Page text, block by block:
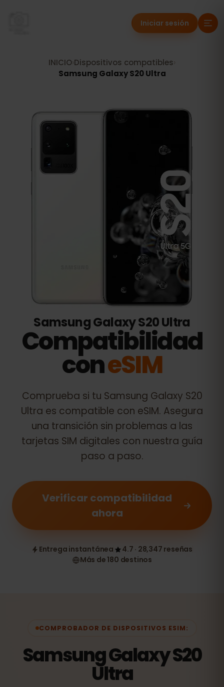
Iniciar sesión
INICIO Dispositivos compatibles
Samsung Galaxy S20 Ultra
Samsung Galaxy S20 Ultra
Compatibilidad
coneSIM
Comprueba si tu Samsung Galaxy S20
Ultra es compatible con eSIM. Asegura
una transición sin problemas a las
tarjetas SIM digitales con nuestra guía
paso a paso.
Verificar compatibilidad
ahora
Entrega instantánea
4.7 · 28,347 reseñas
Más de 180 destinos
COMPROBADOR DE DISPOSITIVOS ESIM:
Samsung Galaxy S20
Ultra